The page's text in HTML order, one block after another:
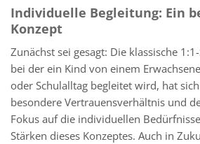
Individuelle Begleitung: Ein
Konzept
Zunächst sei gesagt: Die klassische
bei der ein Kind von einem
oder Schulalltag begleitet wird, hat
besondere Vertrauensverhältnis und
Fokus auf die individuellen
Stärken dieses Konzeptes. Auch in